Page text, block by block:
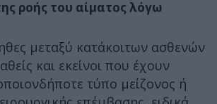
ροής του αίματος λόγω
μεταξύ κατάκοιτων ασθενών
και εκείνοι που έχουν
τύπο μείζονος ή